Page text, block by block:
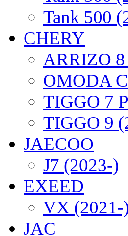
Tank 500
CHERY
ARRIZO
OMODA
TIGGO 7
TIGGO 9
JAECOO
J7 (2023-)
EXEED
VX (2021-)
JAC